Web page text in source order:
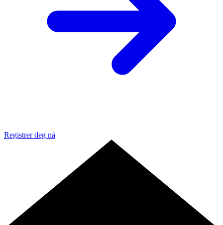
Registrer deg nå